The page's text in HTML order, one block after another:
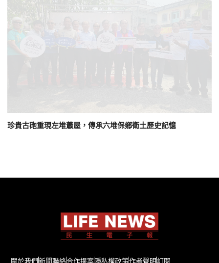
珍貴古砲重現左堆蕭屋，傳承六堆保鄉衛土歷史記憶
關於我們新聞聯絡合作提案隱私權政策作者聲明訂閱